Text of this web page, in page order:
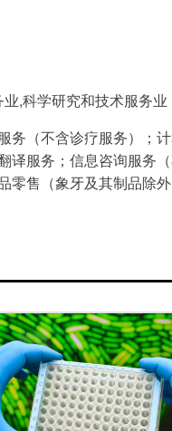
,科学研究和技术服务业
（不含诊疗服务）；
服务；信息咨询服务
售（象牙及其制品除